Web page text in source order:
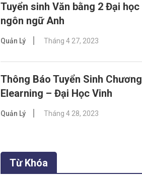
Tuyển sinh Văn bằng 2 Đại học
ngôn ngữ Anh
Quản Lý Tháng 4 27, 2023
Thông Báo Tuyển Sinh
Elearning – Đại Học Vinh
Quản Lý Tháng 4 28, 2023
Từ Khóa